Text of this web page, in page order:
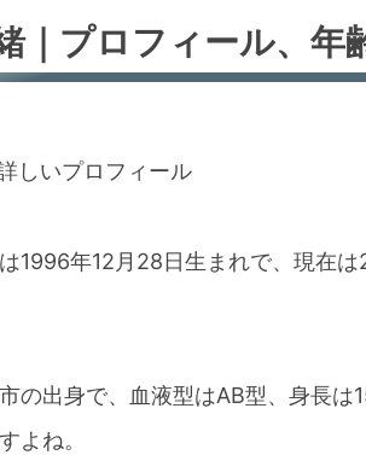
｜プロフィール、年
しいプロフィール
1996年12月28日生まれで、現在
の出身で、血液型はAB型、身長
よね。